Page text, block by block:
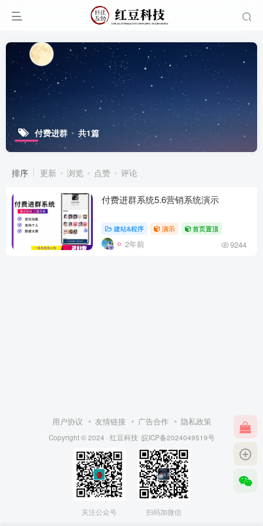
付费进群 共1篇
排序 更新 浏览 点赞 评论
付费进群系统5.6营销系统演示
建站&程序 演示 首页置顶
2年前 9244
用户协议 友情链接 广告合作 隐私政策
Copyright © 2024 · 红豆科技 皖ICP备2024049519号
关注公众号 扫码加微信